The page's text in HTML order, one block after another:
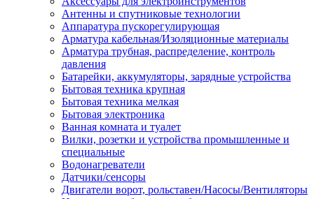
Антенны и спутниковые технологии
Аппаратура пускорегулирующая
Арматура кабельная/Изоляционные материалы
Арматура трубная, распределение, контроль
давления
Батарейки, аккумуляторы, зарядные устройства
Бытовая техника крупная
Бытовая техника мелкая
Бытовая электроника
Ванная комната и туалет
Вилки, розетки и устройства промышленные и
специальные
Водонагреватели
Датчики/сенсоры
Двигатели ворот, рольставен/Насосы/Вентиляторы